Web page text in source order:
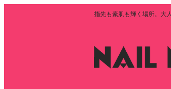
指先も素肌も輝く場所。大